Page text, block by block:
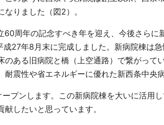
なりました（図2）。
60周年の記念すべき年を迎え、今後さら
成27年8月末に完成しました。新病院棟は
ある旧病院と橋（上空通路）で繋がっ
震性や省エネルギーに優れた新西条中央
ープンします。この新病院棟を大いに活用
したいと思っています。